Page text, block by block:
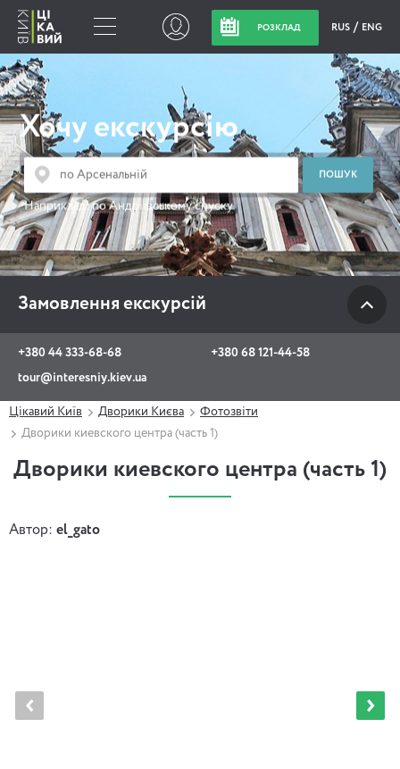
РОЗКЛАД RUS ENG
Хочу екскурсію
Наприклад:по Андріївському спуску
Замовлення екскурсій
+380 44 333-68-68
+380 68 121-44-58
tour@interesniy.kiev.ua
Замовлення
екскурсій
+380 44 333-68-68
+380 68 121-44-58
tour@interesniy.kiev.ua
з 10.00 до 19:30 щоденно
Viber WhatsApp
Цікавий Київ Дворики Києва
Фотозвіти
Дворики киевского центра (часть 1)
Дворики киевского центра (часть 1)
Автор: el_gato